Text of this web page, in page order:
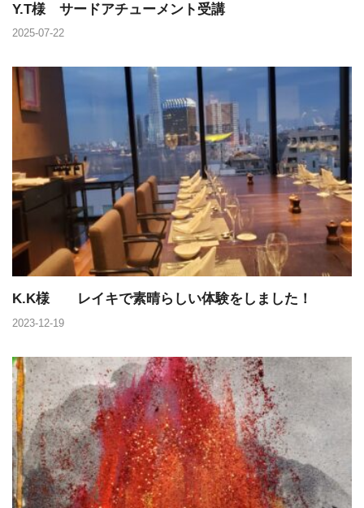
Y.T様 サードアチューメント受講
2025-07-22
K.K様 レイキで素晴らしい体験をしました！
2023-12-19